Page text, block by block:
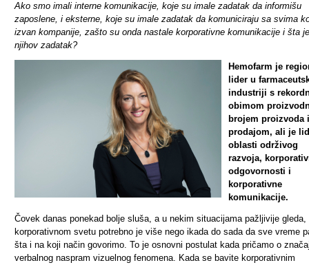
Ako smo imali interne komunikacije, koje su imale zadatak da informišu
zaposlene, i eksterne, koje su imale zadatak da komuniciraju sa svima
izvan kompanije, zašto su onda nastale korporativne komunikacije i šta je
njihov zadatak?
Hemofarm je
lider u
industriji s
obimom
brojem proizvoda i
prodajom, ali je
oblasti održivog
razvoja,
odgovornosti i
korporativne
komunikacije.
Čovek danas ponekad bolje sluša, a u nekim situacijama pažljivije gleda,
korporativnom svetu potrebno je više nego ikada do sada da sve vreme
šta i na koji način govorimo. To je osnovni postulat kada pričamo o
verbalnog naspram vizuelnog fenomena. Kada se bavite korporativnim